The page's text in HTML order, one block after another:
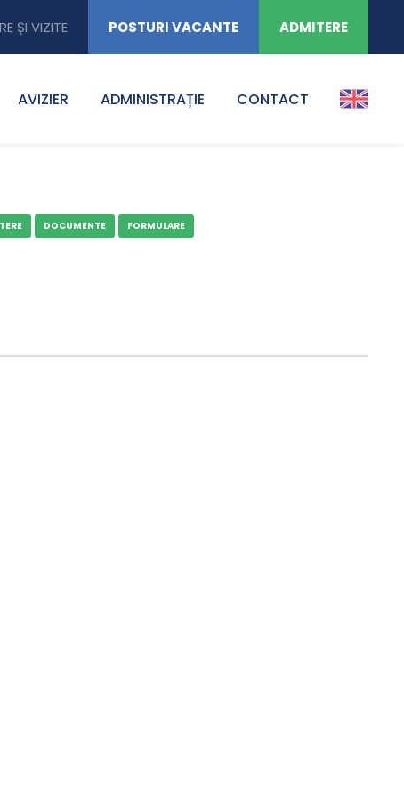
ȘI VIZITE POSTURI VACANTE ADMITERE
AVIZIER ADMINISTRAȚIE CONTACT
DOCUMENTE FORMULARE